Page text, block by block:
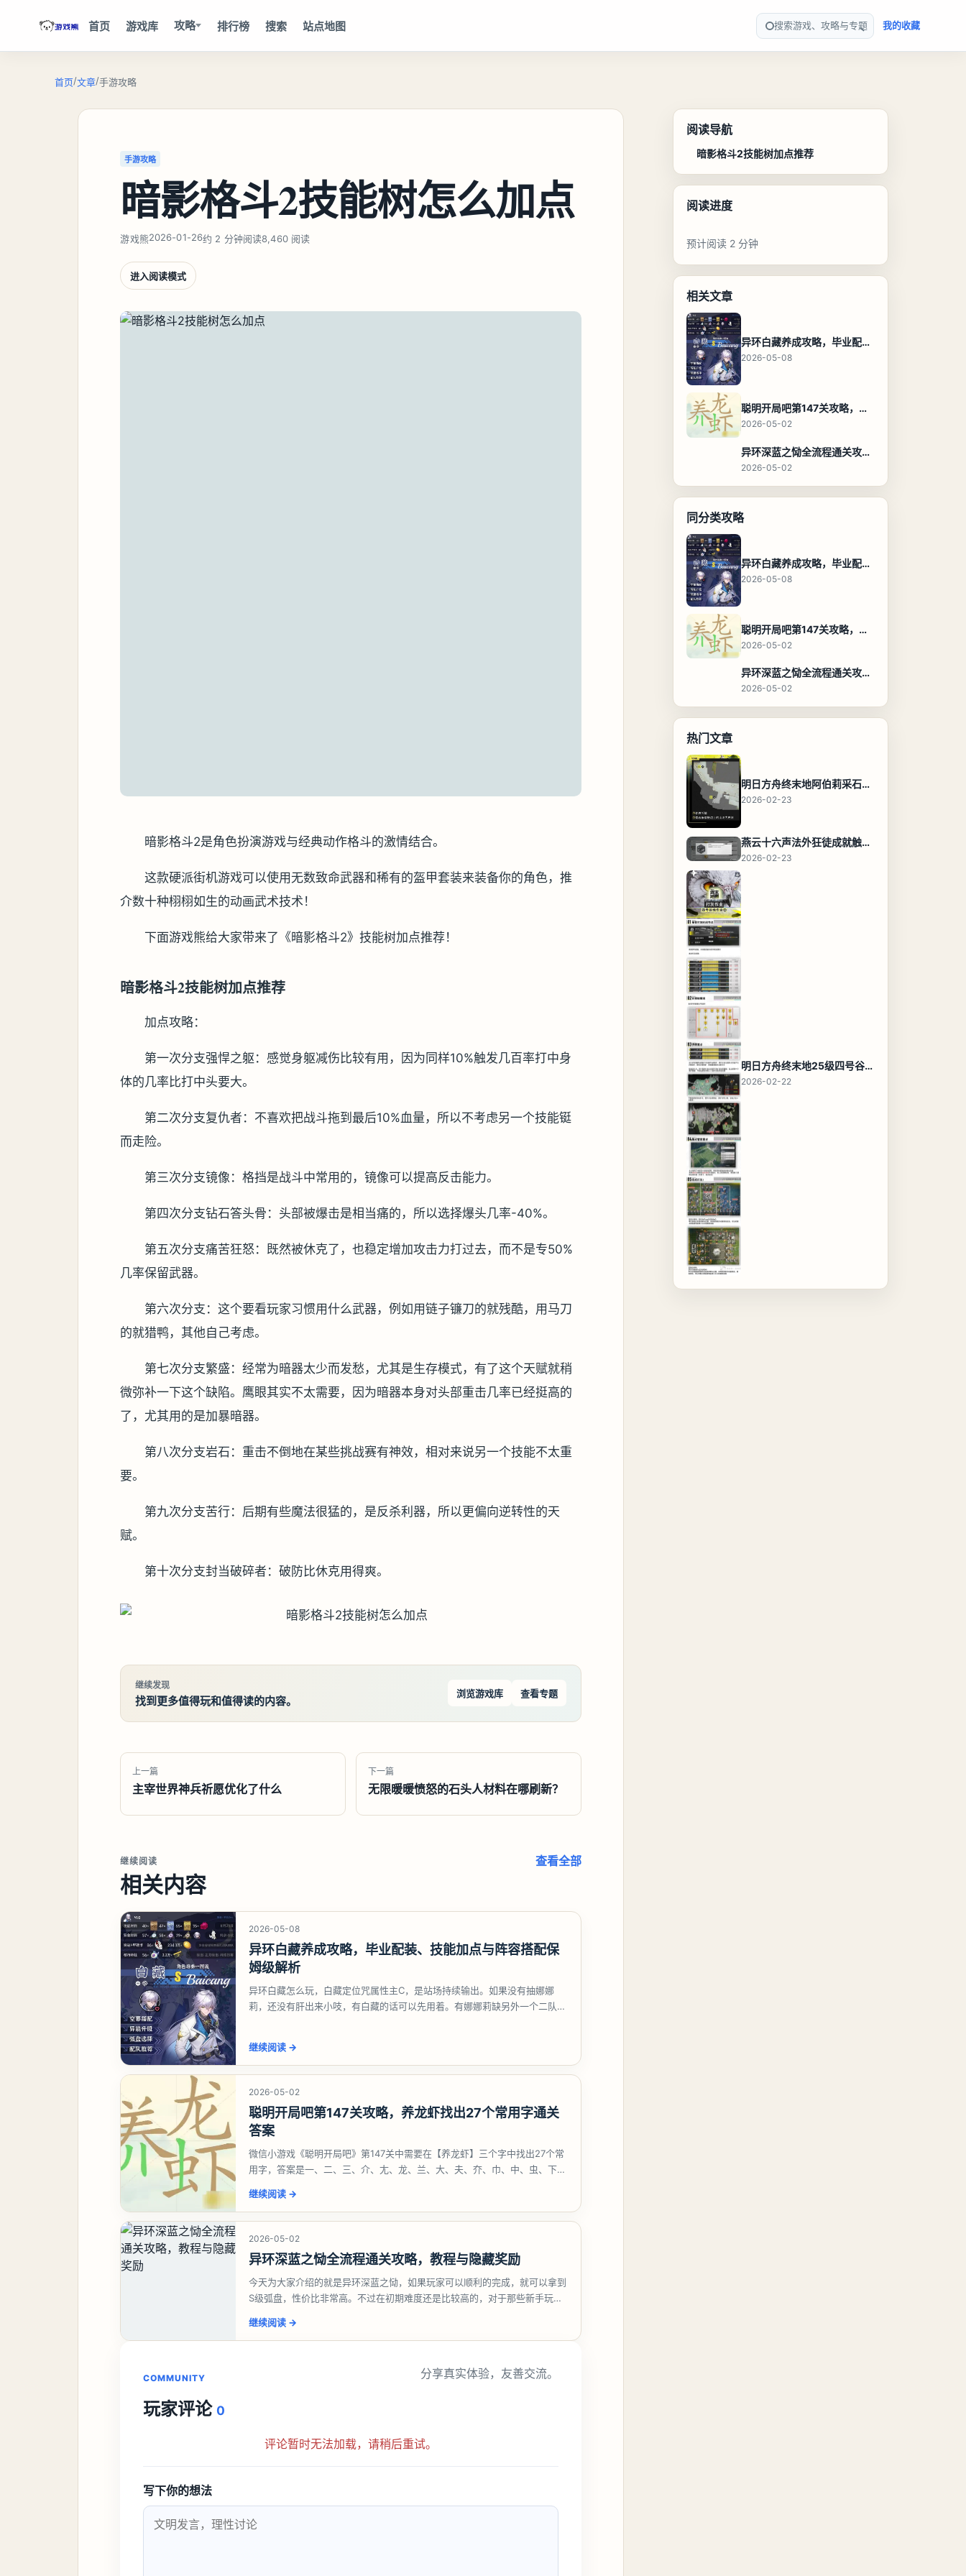
首页 游戏库 攻略 排行榜 搜索 站点地图 搜索游戏、攻略与专题 我的收藏
首页/文章/手游攻略
手游攻略
暗影格斗2技能树怎么加点
游戏熊2026-01-26约 2 分钟阅读8,460 阅读
进入阅读模式
暗影格斗2是角色扮演游戏与经典动作格斗的激情结合。
这款硬派街机游戏可以使用无数致命武器和稀有的盔甲套装来装备你的角色，推
介数十种栩栩如生的动画武术技术！
下面游戏熊给大家带来了《暗影格斗2》技能树加点推荐！
暗影格斗2技能树加点推荐
加点攻略：
第一次分支强悍之躯：感觉身躯减伤比较有用，因为同样10%触发几百率打中身
体的几率比打中头要大。
第二次分支复仇者：不喜欢把战斗拖到最后10%血量，所以不考虑另一个技能铤
而走险。
第三次分支镜像：格挡是战斗中常用的，镜像可以提高反击能力。
第四次分支钻石答头骨：头部被爆击是相当痛的，所以选择爆头几率-40%。
第五次分支痛苦狂怒：既然被休克了，也稳定增加攻击力打过去，而不是专50%
几率保留武器。
第六次分支：这个要看玩家习惯用什么武器，例如用链子镰刀的就残酷，用马刀
的就猎鸭，其他自己考虑。
第七次分支繁盛：经常为暗器太少而发愁，尤其是生存模式，有了这个天赋就稍
微弥补一下这个缺陷。鹰眼其实不太需要，因为暗器本身对头部重击几率已经挺高的
了，尤其用的是加暴暗器。
第八次分支岩石：重击不倒地在某些挑战赛有神效，相对来说另一个技能不太重
要。
第九次分支苦行：后期有些魔法很猛的，是反杀利器，所以更偏向逆转性的天
赋。
第十次分支封当破碎者：破防比休克用得爽。
继续发现
找到更多值得玩和值得读的内容。
浏览游戏库 查看专题
上一篇
主宰世界神兵祈愿优化了什么
下一篇
无限暖暖愤怒的石头人材料在哪刷新？
继续阅读
相关内容
查看全部
2026-05-08
异环白藏养成攻略，毕业配装、技能加点与阵容搭配保
姆级解析
异环白藏怎么玩，白藏定位咒属性主C，是站场持续输出。如果没有抽娜娜
莉，还没有肝出来小吱，有白藏的话可以先用着。有娜娜莉缺另外一个二队C
继续阅读 →
2026-05-02
聪明开局吧第147关攻略，养龙虾找出27个常用字通关
答案
微信小游戏《聪明开局吧》第147关中需要在【养龙虾】三个字中找出27个常
用字，答案是一、二、三、介、尢、龙、兰、大、夫、夰、巾、中、虫、下、
继续阅读 →
2026-05-02
异环深蓝之恸全流程通关攻略，教程与隐藏奖励
今天为大家介绍的就是异环深蓝之恸，如果玩家可以顺利的完成，就可以拿到
S级弧盘，性价比非常高。不过在初期难度还是比较高的，对于那些新手玩家
继续阅读 →
COMMUNITY
玩家评论 0
分享真实体验，友善交流。
评论暂时无法加载，请稍后重试。
写下你的想法
阅读导航
暗影格斗2技能树加点推荐
阅读进度
预计阅读 2 分钟
相关文章
异环白藏养成攻略，毕业配装、技能加点与阵容搭配保姆级解析
2026-05-08
聪明开局吧第147关攻略，养龙虾找出27个常用字通关答案
2026-05-02
异环深蓝之恸全流程通关攻略，教程与隐藏奖励
2026-05-02
同分类攻略
异环白藏养成攻略，毕业配装、技能加点与阵容搭配保姆级解析
2026-05-08
聪明开局吧第147关攻略，养龙虾找出27个常用字通关答案
2026-05-02
异环深蓝之恸全流程通关攻略，教程与隐藏奖励
2026-05-02
热门文章
明日方舟终末地阿伯莉采石场宝箱全收集攻略，全点位分布图与路线
2026-02-23
燕云十六声法外狂徒成就触发条件与通关攻略
2026-02-23
明日方舟终末地25级四号谷地基地蓝图，高效布局规划
2026-02-22